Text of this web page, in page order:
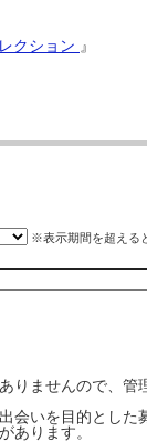
クション 』
※表示期間を超える
ませんので、
いを目的とした
あります。